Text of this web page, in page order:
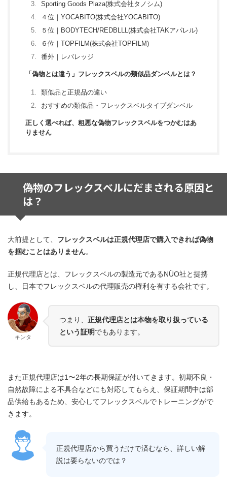
Sporting Goods Plaza(株式会社タノシム)
４位｜YOCABITO(株式会社YOCABITO)
５位｜BODYTECH/REDBLLL(株式会社TAKアパレル)
６位｜TOPFILM(株式会社TOPFILM)
番外｜レバレッジ
「偽物とは違う」フレックスベルの類似品ダンベルとは？
類似品と正規品の違い
おすすめの類似品・フレックスベルタイプダンベル
正しく選べれば、粗悪な偽物フレックスベルをつかむはあ
りません
偽物のフレックスベルにだまされる原因と
は？
大前提として、 フレックスベルは正規代理店で購入できれば偽物
を掴むことはありません。
正規代理店とは、フレックスベルの製造元であるNÜO社と提携
し、日本でフレックスベルの代理販売の権利を有する会社です。
キンタ
つまり、 正規代理店とは本物を取り扱っている
という証明でもあります。
また正規代理店は1〜2年の長期保証が付いてきます。初期不良・
自然故障による不具合などにも対応してもらえ、保証期間中は部
品供給もあるため、安心してフレックスベルでトレーニングがで
きます。
正規代理店から買うだけで済むなら、詳しい解
説は要らないのでは？